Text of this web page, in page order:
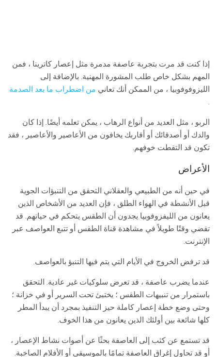
إذا كنت قد مرت بتجربة عاصفة مدمرة مثل إعصار كاترينا ، فمن
المهم بشكل خاص طلب المشورة المهنية. بالإضافة إلى
الليزوفوفوبيا ، من الممكن أنك تعاني من اضطراب ما بعد الصدمة
.
الربو ، مثل العديد من أنواع الرهاب ، يمكن تعلمه أيضًا. إذا كان
والدك أو أصدقائك أو أقاربك يخافون من الأعاصير والأعاصير ، فقد
تكون قد التقطت خوفهم.
الأعراض
في حين أنه من الطبيعي والعقلاني التحقق من التنبؤات الجوية
قبل الأنشطة في الهواء الطلق ، فإن العديد من الأشخاص الذين
يعانون من الليفزوفوبيا يجدون أن الطقس يتحكم في حياتهم. قد
تقضي وقتًا طويلاً في مشاهدة قناة الطقس أو تتبع العواصف عبر
الإنترنت.
قد ترفض الخروج في الأيام التي يتم فيها التنبؤ بالعواصف.
عندما يضرب عاصفة ، قد تعرض سلوكيات غير عادية. التحقق
باستمرار من تنبيهات الطقس ؛ يختبئ تحت السرير أو في خزانة ؛
وحتى وضع خطة إعصار كاملة حيز التنفيذ بمجرد أن يبدأ المطر
كلها شائعة بين أولئك الذين يعانون من هذا الخوف.
قد تستمع عن كثب إلى العاصفة بحثًا عن أصوات نشاط الإعصار ،
أو قد تحاول إغراق العاصفة تمامًا بالموسيقى أو الأفلام الصاخبة.